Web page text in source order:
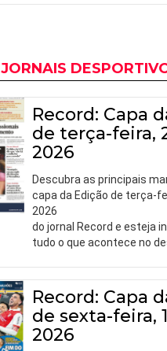
JORNAIS
Record: Capa
de terça-feira,
2026
Descubra as principais
capa da Edição de terça-
2026
do jornal Record e esteja
tudo o que acontece no
Record: Capa
de sexta-feira,
2026